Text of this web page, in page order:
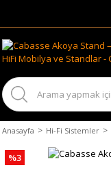
Anasayfa Hi-Fi Sistemler
%3